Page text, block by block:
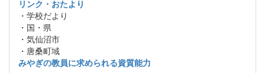
リンク・おたより
・学校だより
・国・県
・気仙沼市
・唐桑町域
みやぎの教員に求められる資質能力